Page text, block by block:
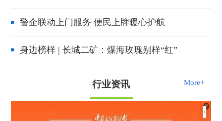
警企联动上门服务 便民上牌暖心护航
身边榜样 | 长城二矿：煤海玫瑰别样“红”
行业资讯 More+